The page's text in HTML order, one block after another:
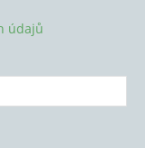
údajů